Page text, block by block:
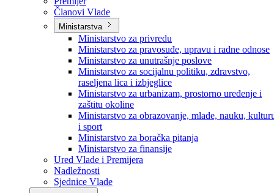
Vlada
Vlada BPK Goražde
Premijer
Članovi Vlade
Ministarstva
Ministarstvo za privredu
Ministarstvo za pravosuđe, upravu i radne odnose
Ministarstvo za unutrašnje poslove
Ministarstvo za socijalnu politiku, zdravstvo,
raseljena lica i izbjeglice
Ministarstvo za urbanizam, prostorno uređenje i
zaštitu okoline
Ministarstvo za obrazovanje, mlade, nauku,
i sport
Ministarstvo za boračka pitanja
Ministarstvo za finansije